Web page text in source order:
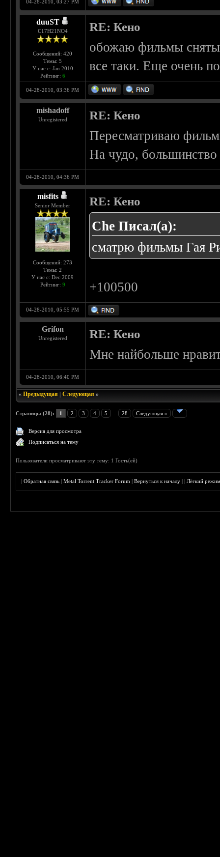
04-28-2010, 03:27 PM
duuST
С17H21NO4
Сообщений: 420
Темы: 5
У нас с: Jan 2010
Рейтинг: 6
RE: Кено
обожаю фильмы
все таки. Еще очень
04-28-2010, 03:36 PM
mishadoff
Unregistered RE: Кено
Пересматриваю
На чудо,
04-28-2010, 04:36 PM
misfits
Senior Member
Сообщений: 273
Темы: 2
У нас с: Dec 2009
Рейтинг: 9
RE: Кено
Che Писал(а):
сматрю фильмы Гая
+100500
04-28-2010, 05:55 PM
Grifon
Unregistered RE: Кено
Мне найбольше
04-28-2010, 06:40 PM
«Предыдущая |Следующая »
Страницы (28): 1 2 3 4 5 28 Следующая »
Версия для просмотра
Подписаться на тему
Пользователи просматривают эту тему: 1 Гость(ей)
|Обратная связь |Metal Torrent Tracker Forum |Вернуться к началу ||Лёгкий